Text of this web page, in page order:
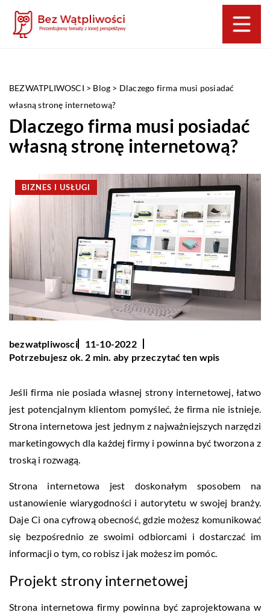
BEZWATPLIWOSCI > Blog > Dlaczego firma musi posiadać
własną stronę internetową?
Dlaczego firma musi posiadać
własną stronę internetową?
BIZNES I USŁUGI
bezwatpliwosci
11-10-2022
Potrzebujesz ok. 2 min. aby przeczytać ten wpis
Jeśli firma nie posiada własnej strony internetowej, łatwo
jest potencjalnym klientom pomyśleć, że firma nie istnieje.
Strona internetowa jest jednym z najważniejszych narzędzi
marketingowych dla każdej firmy i powinna być tworzona z
troską i rozwagą.
Strona internetowa jest doskonałym sposobem na
ustanowienie wiarygodności i autorytetu w swojej branży.
Daje Ci ona cyfrową obecność, gdzie możesz komunikować
się bezpośrednio ze swoimi odbiorcami i dostarczać im
informacji o tym, co robisz i jak możesz im pomóc.
Projekt strony internetowej
Strona internetowa firmy powinna być zaprojektowana w